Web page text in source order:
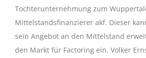
Tochterunternehmung zum
Mittelstandsfinanzierer akf. Dieser
sein Angebot an den Mittelstand
den Markt für Factoring ein. Volker